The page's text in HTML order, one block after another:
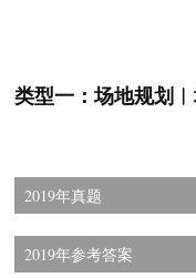
类型一：场地规划
2019年真题
2019年参考答案